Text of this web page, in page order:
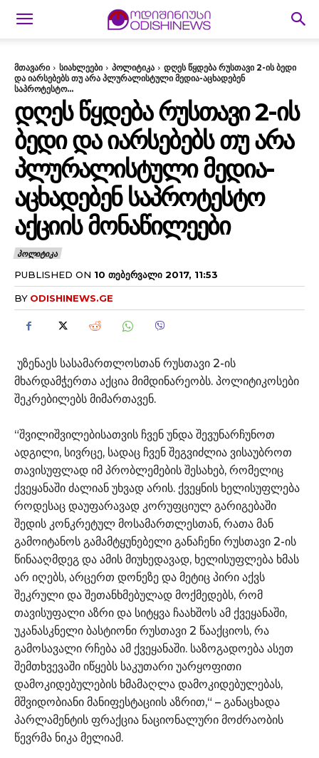
მთავარი სიახლეები პოლიტიკა
დღეს წყდება რუსთავი 2-ის ბედი
და იარსებებს თუ არა პლურალისტული მედია-აცხადებენ
საპროტესტო...
ᲓᲦᲔᲡ ᲬᲧᲓᲔᲑᲐ ᲠᲣᲡᲗᲐᲕᲘ 2-ᲘᲡ
ᲑᲔᲓᲘ ᲓᲐ ᲘᲐᲠᲡᲔᲑᲔᲑᲡ ᲗᲣ ᲐᲠᲐ
ᲞᲚᲣᲠᲐᲚᲘᲡᲢᲣᲚᲘ ᲛᲔᲓᲘᲐ-
ᲐᲪᲮᲐᲓᲔᲑᲔᲜ ᲡᲐᲞᲠᲝᲢᲔᲡᲢᲝ
ᲐᲥᲪᲘᲘᲡ ᲛᲝᲜᲐᲬᲘᲚᲔᲔᲑᲘ
ᲞᲝᲚᲘᲢᲘᲙᲐ
PUBLISHED ON 10 ᲗᲔᲑᲔᲠᲕᲐᲚᲘ 2017, 11:53
BY ODISHINEWS.GE
უზენაეს სასამართლოსთან რუსთავი 2-ის
მხარდამჭერთა აქცია მიმდინარეობს. პოლიტიკოსები
შეკრებილებს მიმართავენ.
“შვილიშვილებისათვის ჩვენ უნდა შევუნარჩუნოთ
ადგილი, სივრცე, სადაც ჩვენ შეგვიძლია ვისაუბროთ
თავისუფლად იმ პრობლემების შესახებ, რომელიც
ქვეყანაში ძალიან უხვად არის. ქვეყნის ხელისუფლება
როდესაც დაუფარავად კორუფციულ გარიგებაში
შედის კონკრეტულ მოსამართლესთან, რათა მან
გამოიტანოს გამამტყუნებელი განაჩენი რუსთავი 2-ის
წინააღმდეგ და ამის მიუხედავად, ხელისუფლება ხმას
არ იღებს, არცერთ დონეზე და მეტიც პირი აქვს
შეკრული და შეთანხმებულად მოქმედებს, რომ
თავისუფალი აზრი და სიტყვა ჩაახშოს ამ ქვეყანაში,
უკანასკნელი ბასტიონი რუსთავი 2 წააქციოს, რა
გამოსავალი რჩება ამ ქვეყანაში. საზოგადოება ასეთ
შემთხვევაში იწყებს საკუთარი უარყოფითი
დამოკიდებულების ხმამაღლა დამოკიდებულებას,
მშვიდობიანი მანიფესტაციის აზრით,“ – განაცხადა
პარლამენტის ფრაქცია ნაციონალური მოძრაობის
წევრმა ნიკა მელიამ.